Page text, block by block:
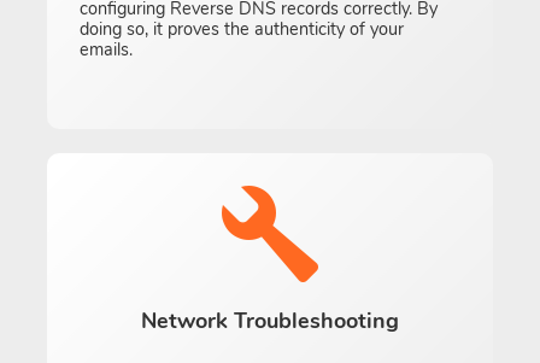
configuring Reverse DNS records correctly. By
doing so, it proves the authenticity of your
emails.
Network Troubleshooting